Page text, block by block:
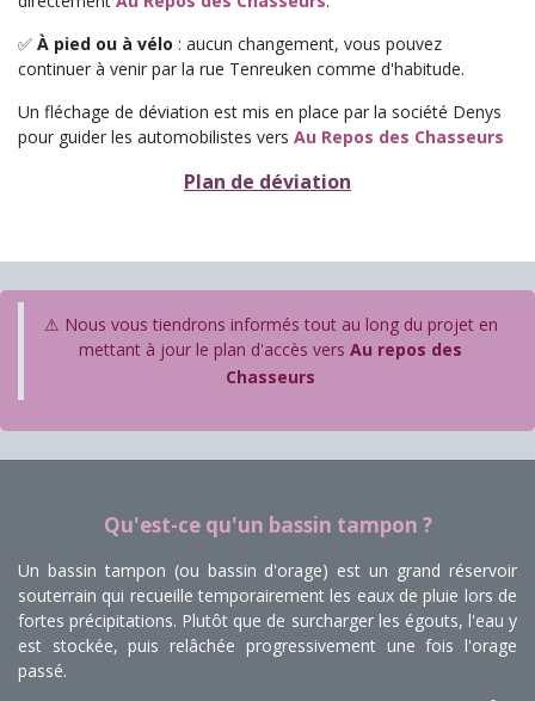
✅ À pied ou à vélo : aucun changement, vous pouvez
continuer à venir par la rue Tenreuken comme d'habitude.
Un fléchage de déviation est mis en place par la société Denys
pour guider les automobilistes vers Au Repos des Chasseurs
Plan de déviation
⚠ Nous vous tiendrons informés tout au long du projet en
mettant à jour le plan d'accès vers Au repos des
Chasseurs
Qu'est-ce qu'un bassin tampon ?
Un bassin tampon (ou bassin d'orage) est un grand réservoir
souterrain qui recueille temporairement les eaux de pluie lors de
fortes précipitations. Plutôt que de surcharger les égouts, l'eau y
est stockée, puis relâchée progressivement une fois l'orage
passé.